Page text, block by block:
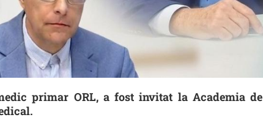
primar ORL, a fost invitat la Academia de